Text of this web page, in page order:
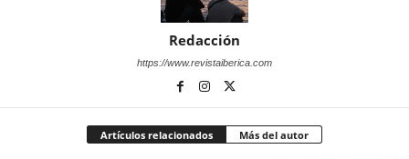
Redacción
https://www.revistaiberica.com
Artículos relacionados Más del autor